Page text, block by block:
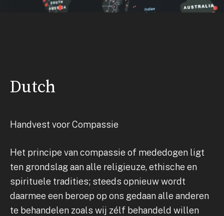
Dutch
Handvest voor Compassie
Het principe van compassie of mededogen ligt
ten grondslag aan alle religieuze, ethische en
spirituele tradities; steeds opnieuw wordt
daarmee een beroep op ons gedaan alle anderen
te behandelen zoals wij zélf behandeld willen